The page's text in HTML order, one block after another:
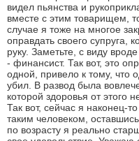
видел пьянства и
вместе с этим товарищем,
случае я тоже на многое
оправдать своего супруга,
руку. Заметьте, с виду
- финансист. Так вот, это
одной, привело к тому, что
убил. В развод была
которой здоровья от этого
Так вот, сейчас я наконец-
таким человеком,
по возрасту я реально